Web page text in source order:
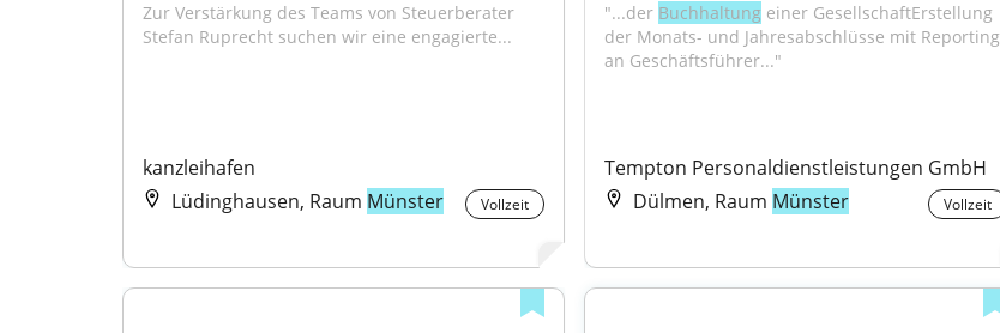
Zur Verstärkung des Teams von Steuerberater
Stefan Ruprecht suchen wir eine engagierte...
kanzleihafen
Lüdinghausen, Raum Münster Vollzeit
"...der Buchhaltung einer GesellschaftErstellung
der Monats- und Jahresabschlüsse mit Reporting
an Geschäftsführer..."
Tempton Personaldienstleistungen GmbH
Dülmen, Raum Münster Vollzeit